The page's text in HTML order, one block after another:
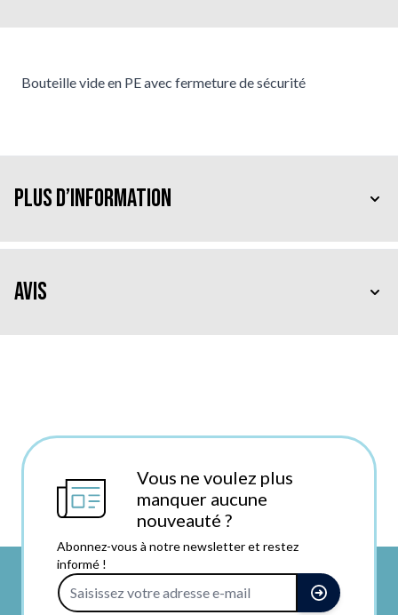
Bouteille vide en PE avec fermeture de sécurité
Plus d’information
Avis
Vous ne voulez plus
manquer aucune
nouveauté ?
Abonnez-vous à notre newsletter et restez
informé !